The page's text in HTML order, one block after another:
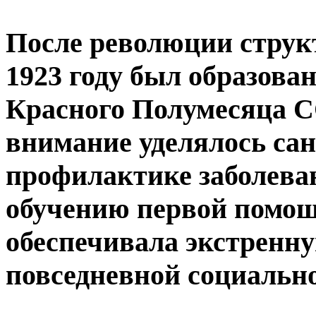
После революции
1923 году был
Красного Полумесяца
внимание уделялось
профилактике
обучению первой
обеспечивала
повседневной